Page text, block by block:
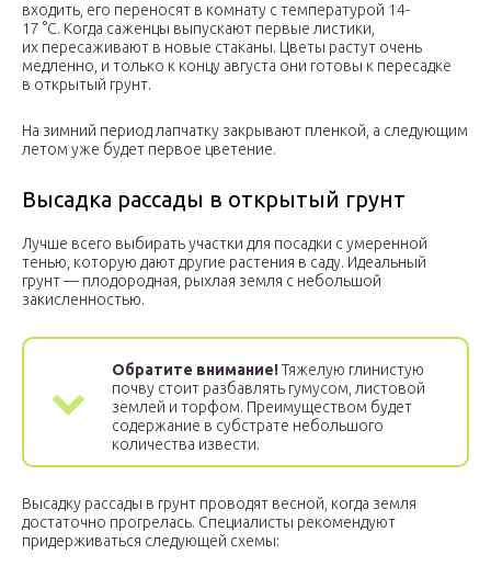
входить, его переносят в комнату с температурой 14-
17 °C. Когда саженцы выпускают первые листики,
их пересаживают в новые стаканы. Цветы растут очень
медленно, и только к концу августа они готовы к пересадке
в открытый грунт.
На зимний период лапчатку закрывают пленкой, а следующим
летом уже будет первое цветение.
Высадка рассады в открытый грунт
Лучше всего выбирать участки для посадки с умеренной
тенью, которую дают другие растения в саду. Идеальный
грунт — плодородная, рыхлая земля с небольшой
закисленностью.
Обратите внимание!Тяжелую глинистую
почву стоит разбавлять гумусом, листовой
землей и торфом. Преимуществом будет
содержание в субстрате небольшого
количества извести.
Высадку рассады в грунт проводят весной, когда земля
достаточно прогрелась. Специалисты рекомендуют
придерживаться следующей схемы: